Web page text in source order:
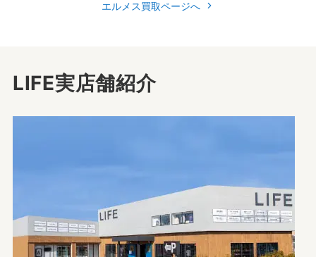
エルメス買取ページへ
LIFE実店舗紹介